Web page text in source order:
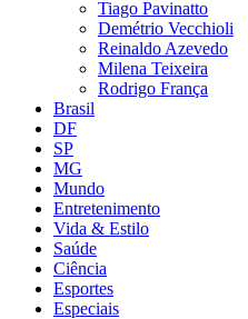
Tiago Pavinatto
Demétrio Vecchioli
Reinaldo Azevedo
Milena Teixeira
Rodrigo França
Brasil
DF
SP
MG
Mundo
Entretenimento
Vida & Estilo
Saúde
Ciência
Esportes
Especiais